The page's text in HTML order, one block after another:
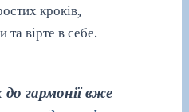
кроків,
та вірте в себе.
гармонії вже